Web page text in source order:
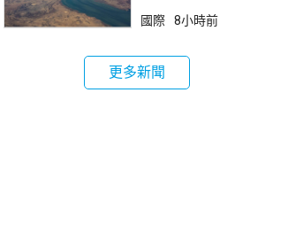
航道後解除封鎖
國際 8小時前
更多新聞